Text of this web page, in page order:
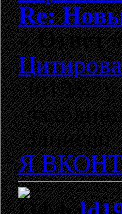
Re:
«Ответ
ld1982 у
Записан
Я